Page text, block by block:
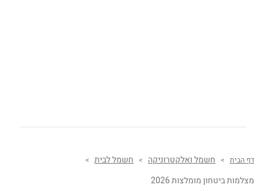
דף הבית > חשמל ואלקטרוניקה > חשמל לבית >
מצלמות ביטחון מומלצות 2026